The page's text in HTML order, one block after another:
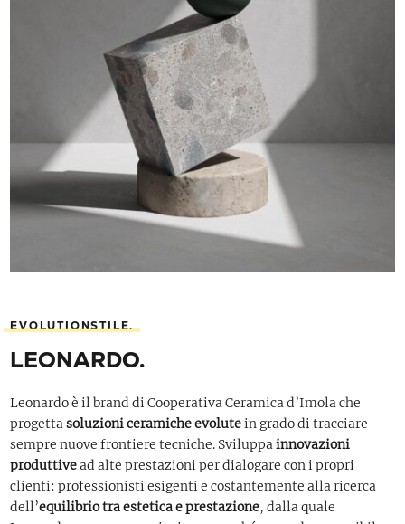
EVOLUTIONSTILE.
LEONARDO.
Leonardo è il brand di Cooperativa Ceramica d’Imola che
progettasoluzioni ceramiche evolutein grado di tracciare
sempre nuove frontiere tecniche. Sviluppainnovazioni
produttivead alte prestazioni per dialogare con i propri
clienti: professionisti esigenti e costantemente alla ricerca
dell’equilibrio tra estetica e prestazione, dalla quale